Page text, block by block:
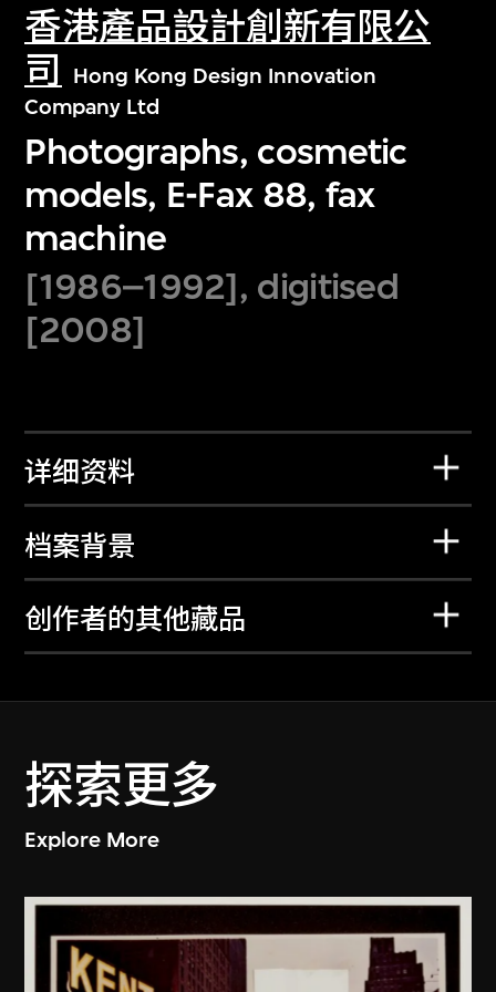
香港產品設計創新有限公
司
Hong Kong Design Innovation
Company Ltd
Photographs, cosmetic
models, E-Fax 88, fax
machine
[1986–1992], digitised
[2008]
详细资料
档案背景
创作者的其他藏品
探索更多
Explore More